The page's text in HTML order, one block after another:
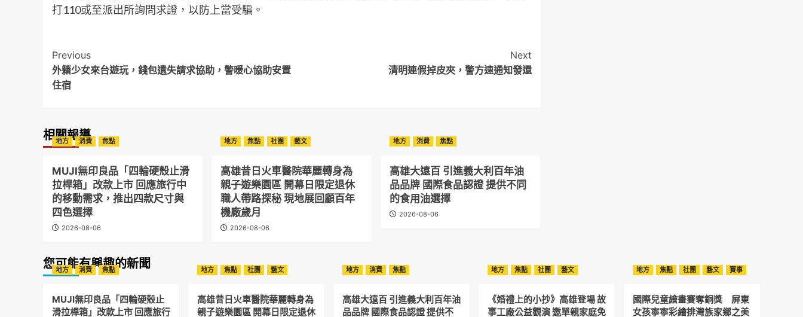
打110或至派出所詢問求證，以防上當受騙。
Post
Navigation
Previous
外籍少女來台遊玩，錢包遺失請求協助，警暖心協助安置
住宿
Next
清明連假掉皮夾，警方速通知發還
相關報導
地方 消費 焦點
MUJI無印良品「四輪硬殼止滑
拉桿箱」改款上市 回應旅行中
的移動需求，推出四款尺寸與
四色選擇
2026-08-06
地方 焦點 社團 藝文
高雄昔日火車醫院華麗轉身為
親子遊樂園區 開幕日限定退休
職人帶路探秘 現地展回顧百年
機廠歲月
2026-08-06
地方 消費 焦點
高雄大遠百 引進義大利百年油
品品牌 國際食品認證 提供不同
的食用油選擇
2026-08-06
您可能有興趣的新聞
地方 消費 焦點
MUJI無印良品「四輪硬殼止
滑拉桿箱」改款上市 回應旅行
地方 焦點 社團 藝文
高雄昔日火車醫院華麗轉身為
親子遊樂園區 開幕日限定退休
地方 消費 焦點
高雄大遠百 引進義大利百年油
品品牌 國際食品認證 提供不
地方 焦點 社團 藝文
《婚禮上的小抄》高雄登場 故
事工廠公益觀演 邀單親家庭免
地方 焦點 社團 藝文 賽事
國際兒童繪畫賽奪銅獎 屏東
女孩寧寧彩繪排灣族家鄉之美